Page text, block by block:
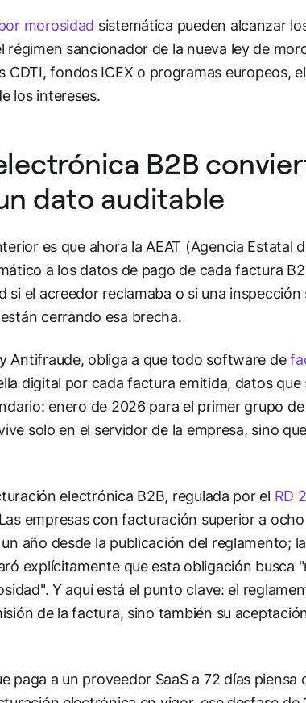
morosidad sistemática pueden alcanzar
sancionador de la nueva ley de
CDTI, fondos ICEX o programas europeos,
los intereses.
B2B
dato auditable
es que ahora la AEAT (Agencia Estatal
a los datos de pago de cada factura
si el acreedor reclamaba o si una inspección
cerrando esa brecha.
Antifraude, obliga a que todo software de
digital por cada factura emitida, datos que
enero de 2026 para el primer grupo
solo en el servidor de la empresa, sino
electrónica B2B, regulada por el RD
empresas con facturación superior a
año desde la publicación del reglamento;
explícitamente que esta obligación busca
Y aquí está el punto clave: el
de la factura, sino también su
paga a un proveedor SaaS a 72 días piensa